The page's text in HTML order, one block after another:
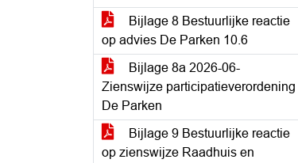
Bijlage 8 Bestuurlijke reactie
op advies De Parken 10.6
Bijlage 8a 2026-06-
Zienswijze participatieverordening
De Parken
Bijlage 9 Bestuurlijke reactie
op zienswijze Raadhuis en